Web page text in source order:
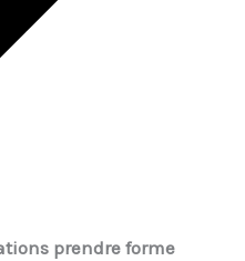
prendre forme